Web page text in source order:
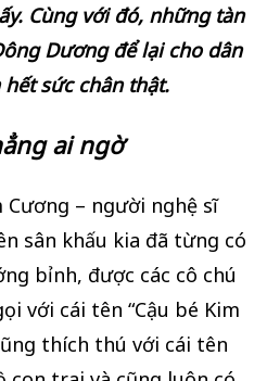
Cùng với đó, những tàn
Dương để lại cho dân
sức chân thật.
ai ngờ
– người nghệ sĩ
sân khấu kia đã từng có
bỉnh, được các cô chú
với cái tên “Cậu bé Kim
thích thú với cái tên